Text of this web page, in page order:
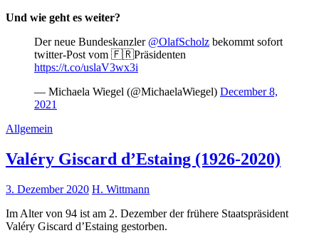
Und wie geht es weiter?
Der neue Bundeskanzler @OlafScholz bekommt sofort
twitter-Post vom 🇫🇷Präsidenten
https://t.co/uslaV3wx3i
— Michaela Wiegel (@MichaelaWiegel) December 8,
2021
Allgemein
Valéry Giscard d’Estaing (1926-2020)
3. Dezember 2020 H. Wittmann
Im Alter von 94 ist am 2. Dezember der frühere Staatspräsident
Valéry Giscard d’Estaing gestorben.